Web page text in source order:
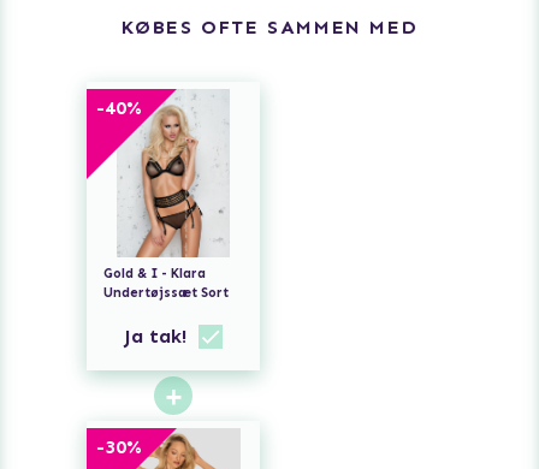
KØBES OFTE SAMMEN MED
-40%
Gold & I - Klara
Undertøjssæt Sort
Ja tak!
+
-30%